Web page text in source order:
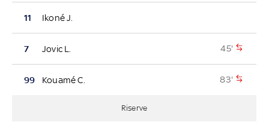
11 Ikoné J.
7 Jovic L. 45'
99 Kouamé C. 83'
Riserve